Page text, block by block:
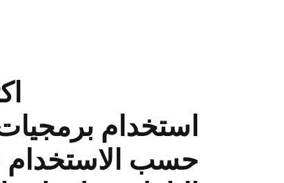
استخدام
حسب الاستخدام